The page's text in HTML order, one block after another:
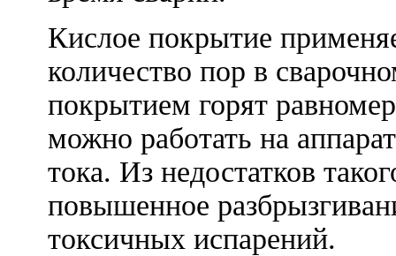
Кислое покрытие
количество пор в
покрытием горят
можно работать на
тока. Из недостатков
повышенное
токсичных испарений.